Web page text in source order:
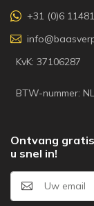
+31 (0)6
KvK: 37106287
BTW-nummer:
Ontvang
u snel in!